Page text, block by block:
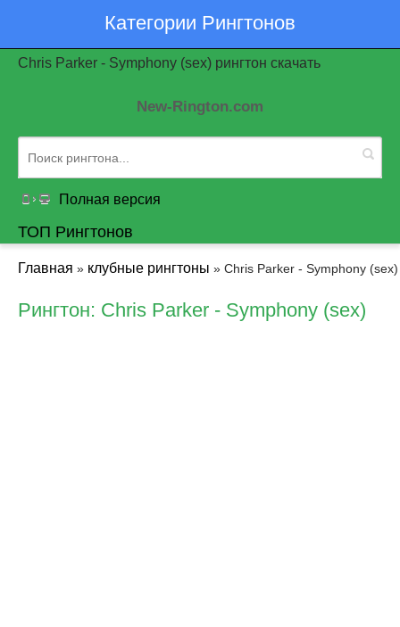
Категории Рингтонов
Chris Parker - Symphony (sex) рингтон скачать
New-Rington.com
Полная версия
ТОП Рингтонов
Главная » клубные рингтоны » Chris Parker - Symphony (sex)
Рингтон: Chris Parker - Symphony (sex)